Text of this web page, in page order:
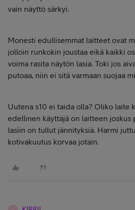
vain näyttö särkyi.
Monesti edullisemmat laitteet ovat
jolloin runkokin joustaa eikä kaikki
voima rasita näytön lasia. Toki jos
putoaa, niin ei sitä varmaan suojaa
Uutena s10 ei taida olla? Oliko laite
edellinen käyttäjä on laitteen joskus
lasiin on tullut jännityksiä. Harmi
kotivakuutus korvaa jotain.